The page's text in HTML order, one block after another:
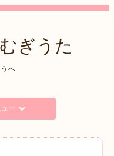
ぎうた
へ
ュー